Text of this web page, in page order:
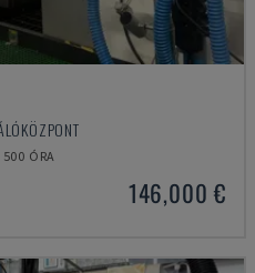
500 ÓRA
146,000 €